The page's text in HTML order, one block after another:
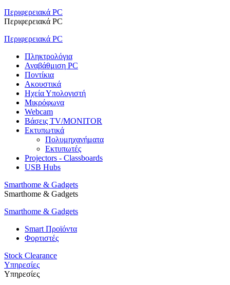
Περιφερειακά PC
Περιφερειακά PC
Περιφερειακά PC
Πληκτρολόγια
Αναβάθμιση PC
Ποντίκια
Ακουστικά
Ηχεία Υπολογιστή
Μικρόφωνα
Webcam
Βάσεις TV/MONITOR
Εκτυπωτικά
Πολυμηχανήματα
Εκτυπωτές
Projectors - Classboards
USB Hubs
Smarthome & Gadgets
Smarthome & Gadgets
Smarthome & Gadgets
Smart Προϊόντα
Φορτιστές
Stock Clearance
Υπηρεσίες
Υπηρεσίες